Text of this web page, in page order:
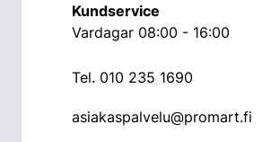
Kundservice
Vardagar 08:00 - 16:00
Tel. 010 235 1690
asiakaspalvelu@promart.fi